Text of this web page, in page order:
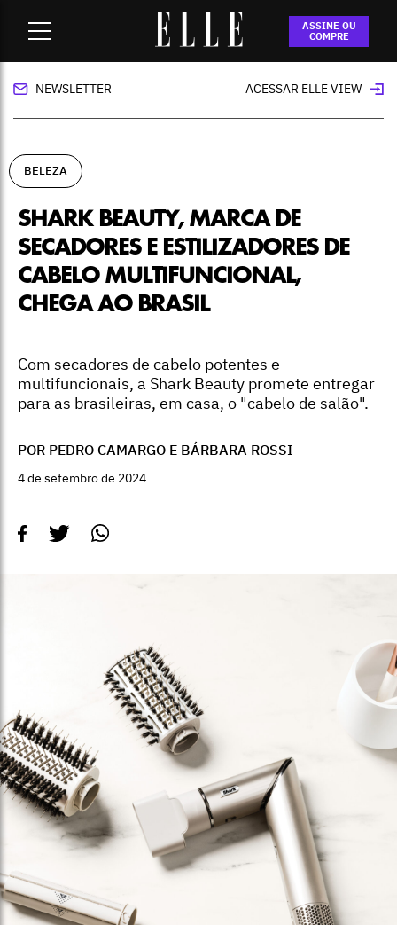
ASSINE OU
COMPRE
Shark Beauty, marca de secadores e
estilizadores de cabelo multifuncional, chega ao Brasil
NEWSLETTER ACESSAR ELLE VIEW
BELEZA
SHARK BEAUTY, MARCA DE
SECADORES E ESTILIZADORES DE
CABELO MULTIFUNCIONAL,
CHEGA AO BRASIL
Com secadores de cabelo potentes e
multifuncionais, a Shark Beauty promete entregar
para as brasileiras, em casa, o "cabelo de salão".
POR PEDRO CAMARGO E BÁRBARA ROSSI
4 de setembro de 2024